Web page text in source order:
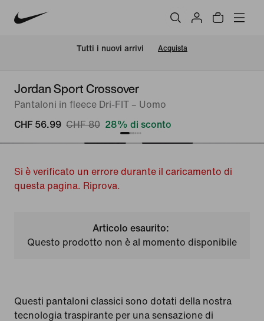
Tutti i nuovi arrivi Acquista
Jordan Sport Crossover
Pantaloni in fleece Dri-FIT – Uomo
CHF 56.99 CHF 80 28% di sconto
Si è verificato un errore durante il caricamento di
questa pagina. Riprova.
Articolo esaurito:
Questo prodotto non è al momento disponibile
Questi pantaloni classici sono dotati della nostra
tecnologia traspirante per una sensazione di